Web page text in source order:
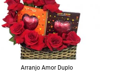
Arranjo Amor Duplo